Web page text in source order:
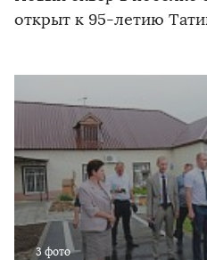
открыт к 95-летию
3 фото